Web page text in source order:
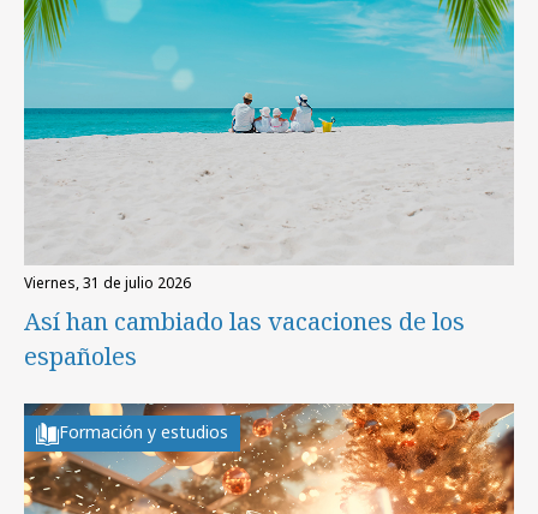
viernes, 31 de julio 2026
Así han cambiado las vacaciones de los
españoles
Formación y estudios